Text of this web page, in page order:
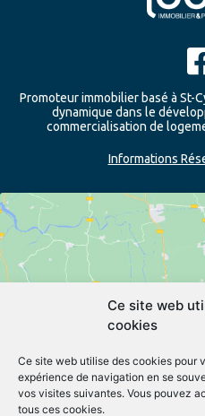
Ce site web
cookies
Ce site web utilise des cookies pour
expérience de navigation en se
vos visites suivantes. Vous pouvez
tous ces cookies.
Promoteur immobilier basé à St-
dynamique dans le
commercialisation de
Informations
Cliquez pour